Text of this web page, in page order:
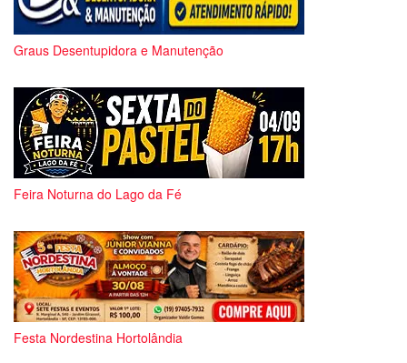
Graus Desentupidora e Manutenção
Feira Noturna do Lago da Fé
Festa Nordestina Hortolândia